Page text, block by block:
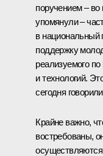
поручением – во
упомянули –
в национальный
поддержку
реализуемого
и технологий.
сегодня
Крайне важно,
востребованы,